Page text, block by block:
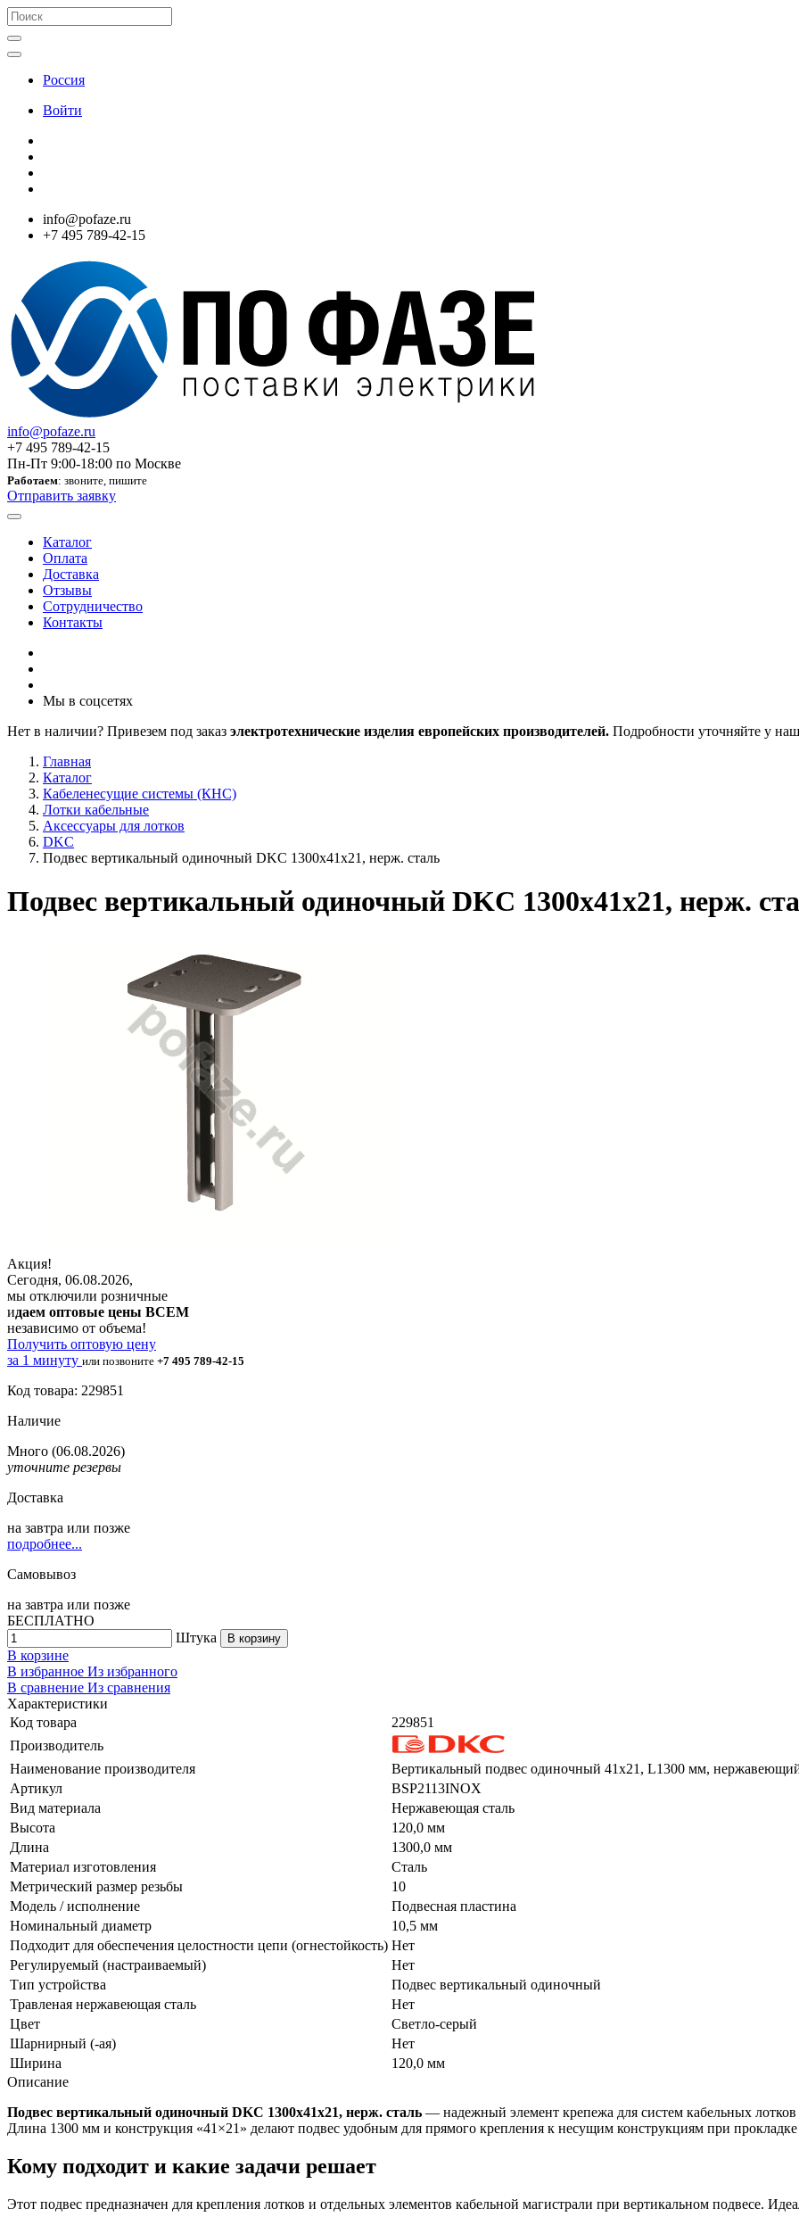
Россия
Войти
info@pofaze.ru
+7 495 789-42-15
info@pofaze.ru
+7 495 789-42-15
Пн-Пт 9:00-18:00 по Москве
Работаем: звоните, пишите
Отправить заявку
Каталог
Оплата
Доставка
Отзывы
Сотрудничество
Контакты
Мы в соцсетях
Нет в наличии? Привезем под заказ электротехнические изделия европейских производителей. Подробности уточняйте у
Главная
Каталог
Кабеленесущие системы (КНС)
Лотки кабельные
Аксессуары для лотков
DKC
Подвес вертикальный одиночный DKC 1300х41х21, нерж. сталь
Подвес вертикальный одиночный DKC 1300х41х21, нерж.
Акция!
Сегодня, 06.08.2026,
мы отключили розничные
идаем оптовые цены ВСЕМ
независимо от объема!
Получить оптовую цену
за 1 минуту или позвоните +7 495 789-42-15
Код товара: 229851
Наличие
Много (06.08.2026)
уточните резервы
Доставка
на завтра или позже
подробнее...
Самовывоз
на завтра или позже
БЕСПЛАТНО
Штука
В корзину
В корзине
В избранное Из избранного
В сравнение Из сравнения
Характеристики
Код товара
229851
Производитель
Наименование производителя
Вертикальный подвес одиночный 41х21, L1300 мм,
Артикул
BSP2113INOX
Вид материала
Нержавеющая сталь
Высота
120,0 мм
Длина
1300,0 мм
Материал изготовления
Сталь
Метрический размер резьбы
10
Модель / исполнение
Подвесная пластина
Номинальный диаметр
10,5 мм
Подходит для обеспечения целостности цепи (огнестойкость) Нет
Регулируемый (настраиваемый)
Нет
Тип устройства
Подвес вертикальный одиночный
Травленая нержавеющая сталь
Нет
Цвет
Светло-серый
Шарнирный (-ая)
Нет
Ширина
120,0 мм
Описание
Подвес вертикальный одиночный DKC 1300х41х21, нерж. сталь — надежный элемент крепежа для систем кабельных
Длина 1300 мм и конструкция «41×21» делают подвес удобным для прямого крепления к несущим конструкциям при
Кому подходит и какие задачи решает
Этот подвес предназначен для крепления лотков и отдельных элементов кабельной магистрали при вертикальном подвесе.